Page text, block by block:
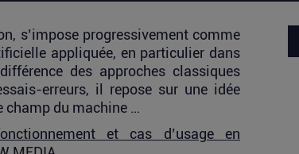
s’impose progressivement comme
appliquée, en particulier dans
des approches classiques
erreurs, il repose sur une idée
champ du machine …
et cas d’usage en